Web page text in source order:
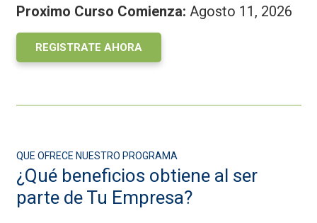
Proximo Curso Comienza: Agosto 11, 2026
REGISTRATE AHORA
QUE OFRECE NUESTRO PROGRAMA
¿Qué beneficios obtiene al ser
parte de Tu Empresa?